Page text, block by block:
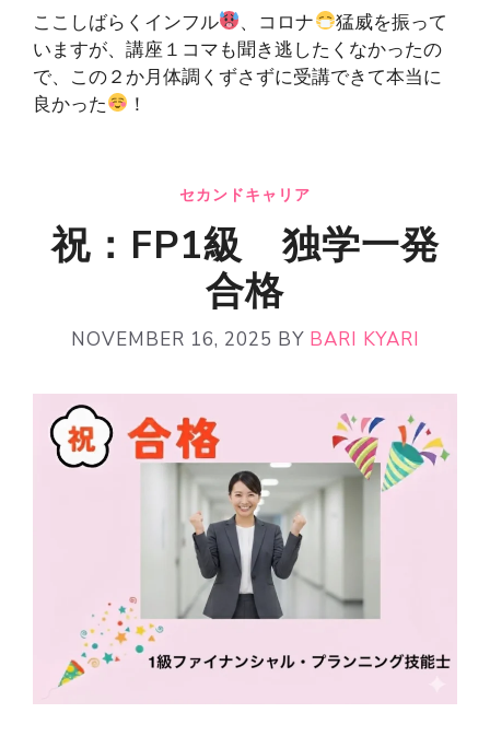
ここしばらくインフル 、コロナ
猛威を振って
いますが、講座１コマも聞き逃したくなかったの
で、この２か月体調くずさずに受講できて本当に
良かった
！
セカンドキャリア
祝：FP1級 独学一発
合格
NOVEMBER 16, 2025 BY BARI KYARI